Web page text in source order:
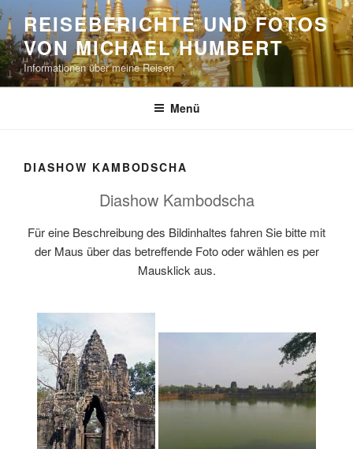
Zum
Inhalt
springen
REISEBERICHTE UND FOTOS
VON MICHAEL HUMBERT
Informationen über meine Reisen
Menü
DIASHOW KAMBODSCHA
Diashow Kambodscha
Für eine Beschreibung des Bildinhaltes fahren Sie bitte mit
der Maus über das betreffende Foto oder wählen es per
Mausklick aus.